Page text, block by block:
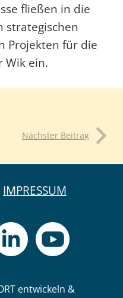
fließen in die
strategischen
Projekten für die
Wik ein.
Nächster Beitrag
IMPRESSUM
entwickeln &